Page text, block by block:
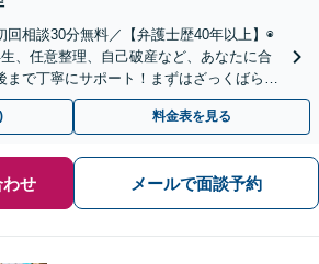
回相談30分無料／【弁護士歴40年以上】◉
、任意整理、自己破産など、あなたに合
まで丁寧にサポート！まずはざっくばらん
にご相談ください
料金表を見る
せ メールで面談予約